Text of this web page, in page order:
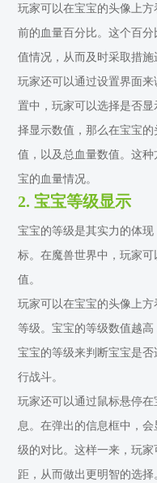
玩家可以在宝宝的头像上
前的血量百分比。这个百
值情况，从而及时采取措施
玩家还可以通过设置界面
置中，玩家可以选择是否
择显示数值，那么在宝宝
值，以及总血量数值。这
宝的血量情况。
2. 宝宝等级显示
宝宝的等级是其实力的体
标。在魔兽世界中，玩家
值。
玩家可以在宝宝的头像上
等级。宝宝的等级数值越
宝宝的等级来判断宝宝是
行战斗。
玩家还可以通过鼠标悬停
息。在弹出的信息框中，
级的对比。这样一来，玩
距，从而做出更明智的选择